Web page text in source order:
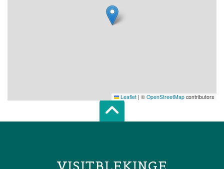
Leaflet | © OpenStreetMap contributors
Scroll top of